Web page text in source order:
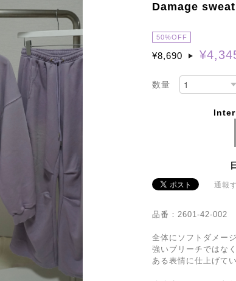
Damage
50%OFF
¥8,690
数量
通報
品番：2601-42-002
全体にソフトダメー
強いブリーチではな
ある表情に仕上げてい